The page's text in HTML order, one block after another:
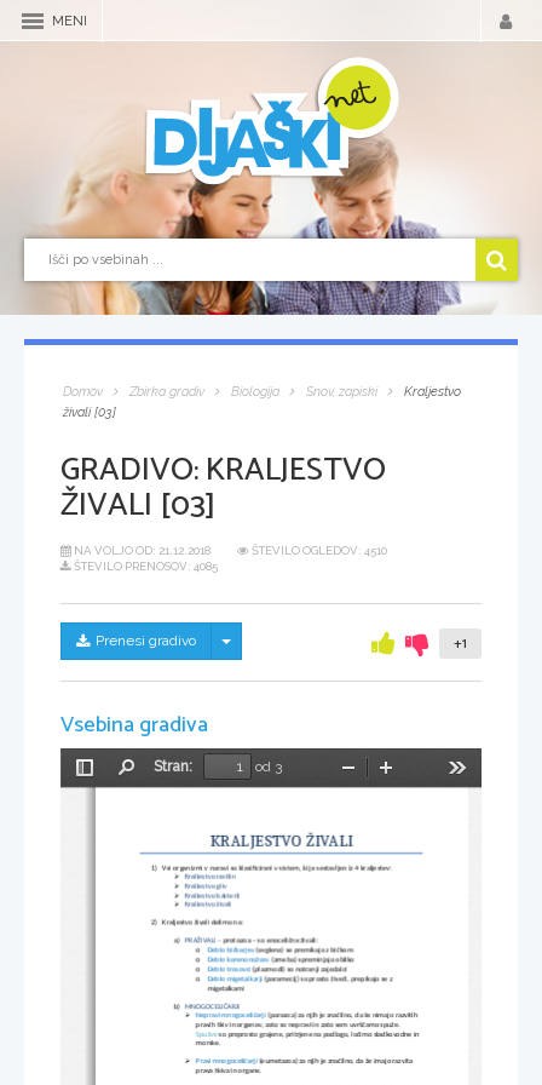
MENI
Domov Zbirka gradiv Biologija Snov, zapiski
Kraljestvo
živali [03]
GRADIVO:KRALJESTVO
ŽIVALI [03]
NA VOLJO OD: 21.12.2018
ŠTEVILO OGLEDOV: 4510
ŠTEVILO PRENOSOV: 4085
Prenesi gradivo Skrij/prikaži meni +1
Vsebina gradiva
Preklopi
Stran:
od 3
Pomanjšaj
KRALJESTVO ŽIVALI
1)
Vsi organizmi v naravi so klasificirani v sistem, ki je sestavljen iz 4 kraljestev:

Kraljestvo rastlin

Kraljestvo gliv

Kraljestvo bakterij

Kraljestvo živali
2) Kraljestvo živali delimo na:
a) PRAŽIVALI – protozoa – so enocelične živali:
o
Deblo bičkarjev (evglena) se premikajo z bičkom
o
Deblo korenonožcev (ameba) spreminjajo obliko
o
Deblo trosovci (plazmodi) so notranji zajedalci
o
Deblo migetalkarji (paramecij) so prosto živeči, prepikajo se z
migetalkami
b) MNOGOCELIČARJI

Nepravi mnogoceličarji (parazoa) za njih je značilno, da še nimajo razvitih
pravih tkiv in organov, zato so nepravi in zato sem uvrščamo spuže.
Spužve so preprosto grajene, pritrjene na podlago, ločimo sladkovodne in
morske.
 Pravi mnogoceličarji (eumetazoa) za njih je značilno, da že imajo razvita
prava tkiva in organe.